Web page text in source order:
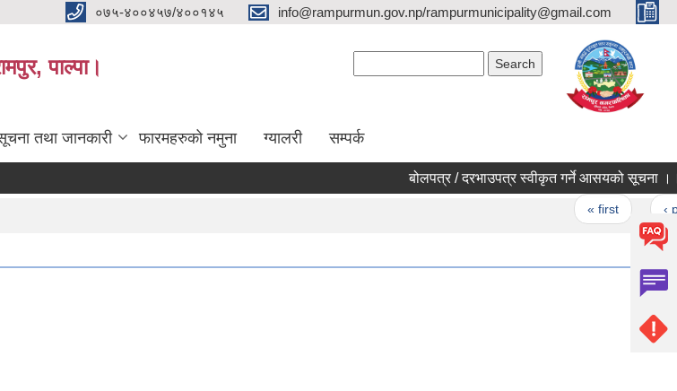
०७५-४००४५७/४००१४५ info@rampurmun.gov.np/rampurmunicipality@gmail.com
पाल्पा।
तथा जानकारी फारमहरुको नमुना ग्यालरी सम्पर्क
बोलपत्र / दरभाउपत्र स्वीकृत गर्ने आसयको सूचना ।।।
« first ‹